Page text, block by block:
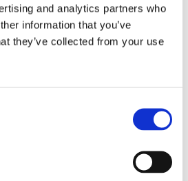
and analytics partners who
information that you’ve
they’ve collected from your use
i ljusbeige textil har en
rundade linjer bildar en
både känns samtida och
för att skapa ett harmoniskt
känns lika behagligt för ögat